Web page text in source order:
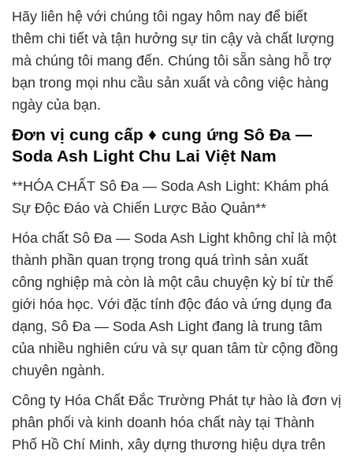
Hãy liên hệ với chúng tôi ngay hôm nay để biết
thêm chi tiết và tận hưởng sự tin cậy và chất lượng
mà chúng tôi mang đến. Chúng tôi sẵn sàng hỗ trợ
bạn trong mọi nhu cầu sản xuất và công việc hàng
ngày của bạn.
Đơn vị cung cấp ♦ cung ứng Sô Đa —
Soda Ash Light Chu Lai Việt Nam
**HÓA CHẤT Sô Đa — Soda Ash Light: Khám phá
Sự Độc Đáo và Chiến Lược Bảo Quản**
Hóa chất Sô Đa — Soda Ash Light không chỉ là một
thành phần quan trọng trong quá trình sản xuất
công nghiệp mà còn là một câu chuyện kỳ bí từ thế
giới hóa học. Với đặc tính độc đáo và ứng dụng đa
dạng, Sô Đa — Soda Ash Light đang là trung tâm
của nhiều nghiên cứu và sự quan tâm từ cộng đồng
chuyên ngành.
Công ty Hóa Chất Đắc Trường Phát tự hào là đơn vị
phân phối và kinh doanh hóa chất này tại Thành
Phố Hồ Chí Minh, xây dựng thương hiệu dựa trên